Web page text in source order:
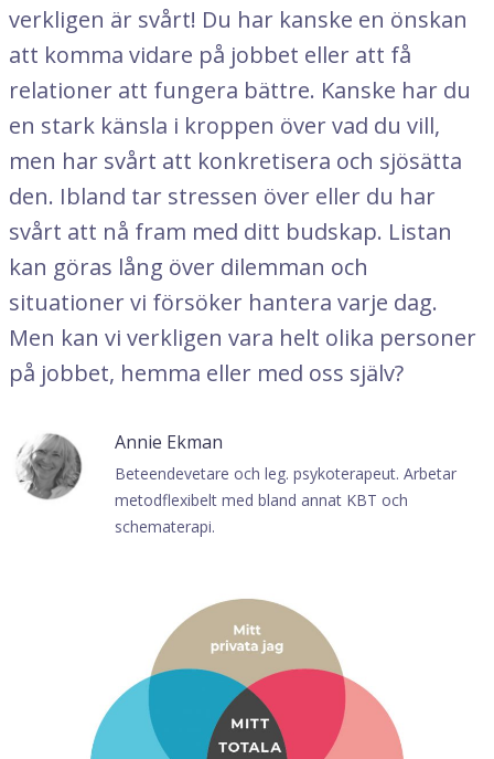
verkligen är svårt! Du har kanske en önskan
att komma vidare på jobbet eller att få
relationer att fungera bättre. Kanske har du
en stark känsla i kroppen över vad du vill,
men har svårt att konkretisera och sjösätta
den. Ibland tar stressen över eller du har
svårt att nå fram med ditt budskap. Listan
kan göras lång över dilemman och
situationer vi försöker hantera varje dag.
Men kan vi verkligen vara helt olika personer
på jobbet, hemma eller med oss själv?
Annie Ekman
Beteendevetare och leg. psykoterapeut. Arbetar
metodflexibelt med bland annat KBT och
schematerapi.